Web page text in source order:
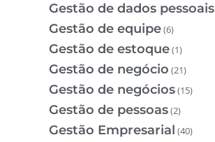
Gestão de dados pessoais
Gestão de equipe(6)
Gestão de estoque(1)
Gestão de negócio (21)
Gestão de negócios(15)
Gestão de pessoas(2)
Gestão Empresarial (40)